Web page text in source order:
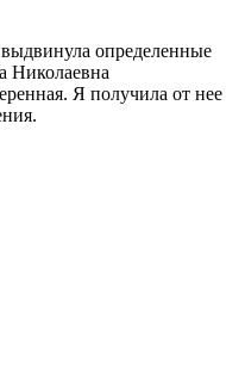
определенные
Николаевна
Я получила от нее